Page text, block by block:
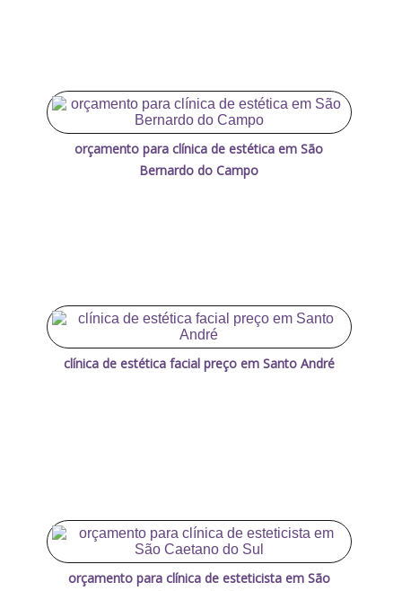
orçamento para clínica de estética em São
Bernardo do Campo
clínica de estética facial preço em Santo André
orçamento para clínica de esteticista em São